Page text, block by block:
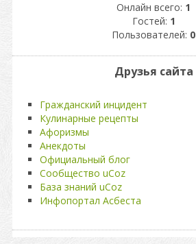
Онлайн всего: 1
Гостей: 1
Пользователей: 0
Друзья сайта
Гражданский инцидент
Кулинарные рецепты
Афоризмы
Анекдоты
Официальный блог
Сообщество uCoz
База знаний uCoz
Инфопортал Асбеста